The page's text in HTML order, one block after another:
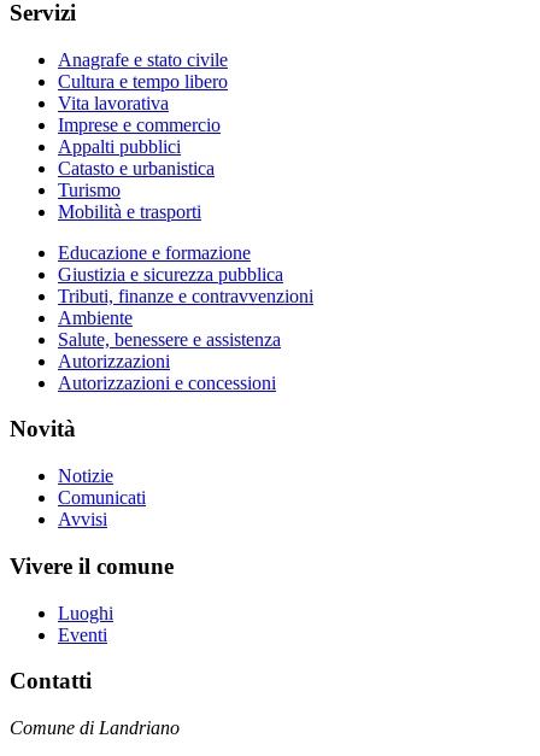
Servizi
Anagrafe e stato civile
Cultura e tempo libero
Vita lavorativa
Imprese e commercio
Appalti pubblici
Catasto e urbanistica
Turismo
Mobilità e trasporti
Educazione e formazione
Giustizia e sicurezza pubblica
Tributi, finanze e contravvenzioni
Ambiente
Salute, benessere e assistenza
Autorizzazioni
Autorizzazioni e concessioni
Novità
Notizie
Comunicati
Avvisi
Vivere il comune
Luoghi
Eventi
Contatti
Comune di Landriano